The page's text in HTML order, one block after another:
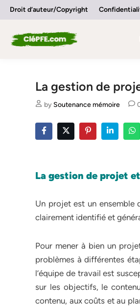
SkipDroit d’auteur/Copyright
La gestion de
by Soutenance mémoire
La gestion de projet
Un projet est un ensemble
clairement identifié et
Pour mener à bien un
problèmes à différentes
l’équipe de travail est
sur les objectifs, le
contenu, aux coûts et au